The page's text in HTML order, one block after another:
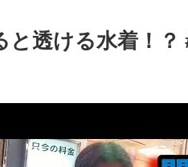
と透ける水着！